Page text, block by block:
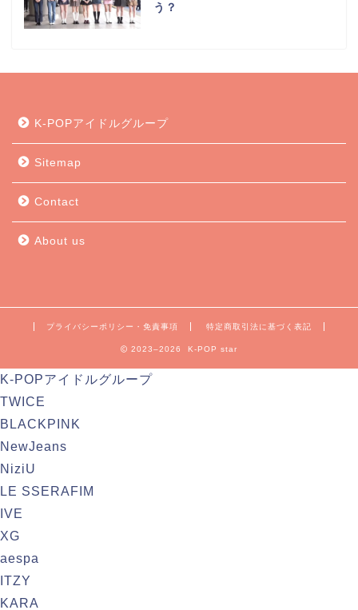
う？
K-POPアイドルグループ
Sitemap
Contact
About us
プライバシーポリシー・免責事項 特定商取引法に基づく表記
2023–2026 K-POP star
K-POPアイドルグループ
TWICE
BLACKPINK
NewJeans
NiziU
LE SSERAFIM
IVE
XG
aespa
ITZY
KARA